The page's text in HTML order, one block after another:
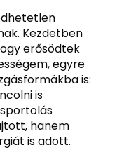
Kezdetben
erősödtek
egyre
is:
is
hanem
is adott.